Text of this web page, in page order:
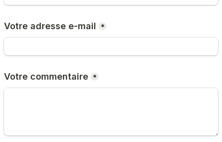
Votre adresse e-mail *
Votre commentaire *